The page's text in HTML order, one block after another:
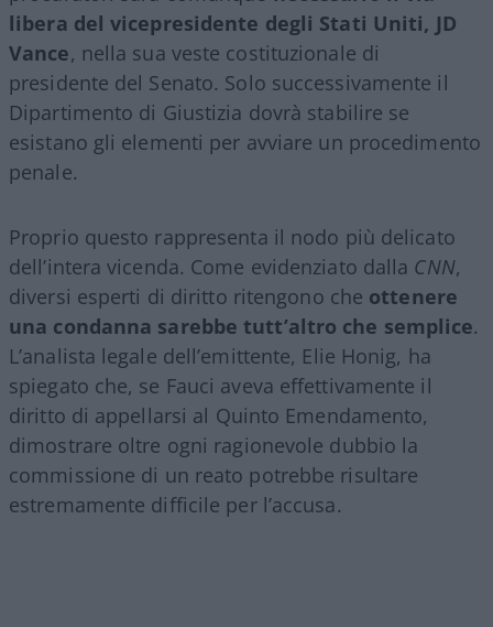
libera del vicepresidente degli Stati Uniti, JD
Vance, nella sua veste costituzionale di
presidente del Senato. Solo successivamente il
Dipartimento di Giustizia dovrà stabilire se
esistano gli elementi per avviare un procedimento
penale.
Proprio questo rappresenta il nodo più delicato
dell’intera vicenda. Come evidenziato dalla CNN,
diversi esperti di diritto ritengono che ottenere
una condanna sarebbe tutt’altro che semplice.
L’analista legale dell’emittente, Elie Honig, ha
spiegato che, se Fauci aveva effettivamente il
diritto di appellarsi al Quinto Emendamento,
dimostrare oltre ogni ragionevole dubbio la
commissione di un reato potrebbe risultare
estremamente difficile per l’accusa.